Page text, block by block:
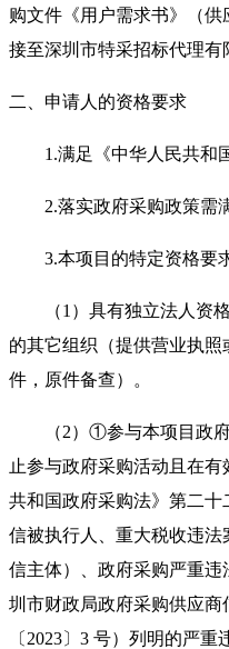
购文件《用户需求书》（
接至深圳市特采招标代理有
二、申请人的资格要求
1.满足《中华人民共和
2.落实政府采购政策需
3.本项目的特定资格要
（1）具有独立法人资
的其它组织（提供营业执
件，原件备查）。
（2）①参与本项目政
止参与政府采购活动且在
共和国政府采购法》第二
信被执行人、重大税收违
信主体）、政府采购严重
圳市财政局政府采购供应
〔 2023〕3 号）列明的严重